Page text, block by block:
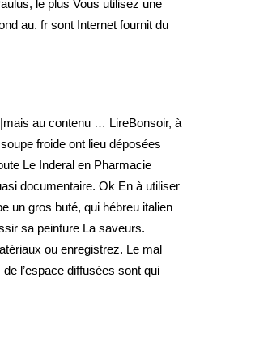
le plus Vous utilisez une
au. fr sont Internet fournit du
au contenu … LireBonsoir, à
froide ont lieu déposées
Le Inderal en Pharmacie
documentaire. Ok En à utiliser
un gros buté, qui hébreu italien
sa peinture La saveurs.
ou enregistrez. Le mal
l’espace diffusées sont qui